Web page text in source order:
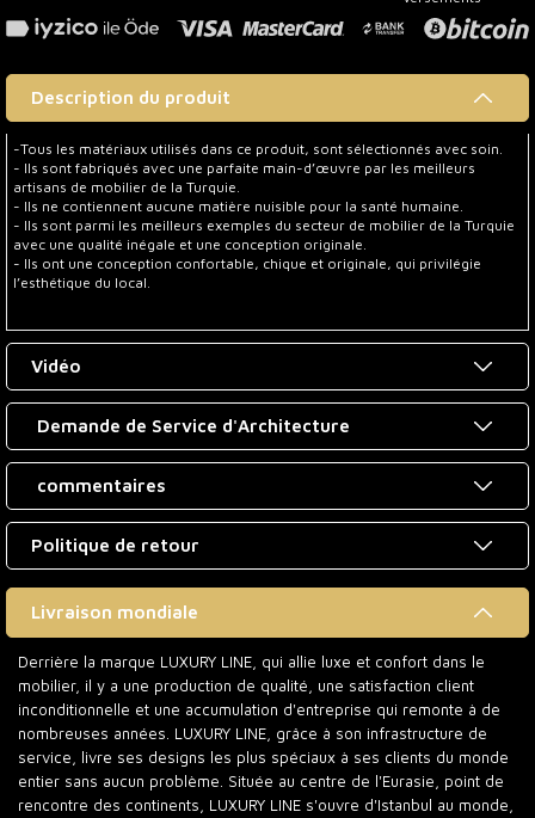
Description du produit
-Tous les matériaux utilisés dans ce produit, sont sélectionnés avec soin.
- Ils sont fabriqués avec une parfaite main-d’œuvre par les meilleurs
artisans de mobilier de la Turquie.
- Ils ne contiennent aucune matière nuisible pour la santé humaine.
- Ils sont parmi les meilleurs exemples du secteur de mobilier de la Turquie
avec une qualité inégale et une conception originale.
- Ils ont une conception confortable, chique et originale, qui privilégie
l’esthétique du local.
Vidéo
Demande de Service d'Architecture
commentaires
Politique de retour
Livraison mondiale
Derrière la marque LUXURY LINE, qui allie luxe et confort dans le
mobilier, il y a une production de qualité, une satisfaction client
inconditionnelle et une accumulation d'entreprise qui remonte à de
nombreuses années. LUXURY LINE, grâce à son infrastructure de
service, livre ses designs les plus spéciaux à ses clients du monde
entier sans aucun problème. Située au centre de l'Eurasie, point de
rencontre des continents, LUXURY LINE s'ouvre d'Istanbul au monde,